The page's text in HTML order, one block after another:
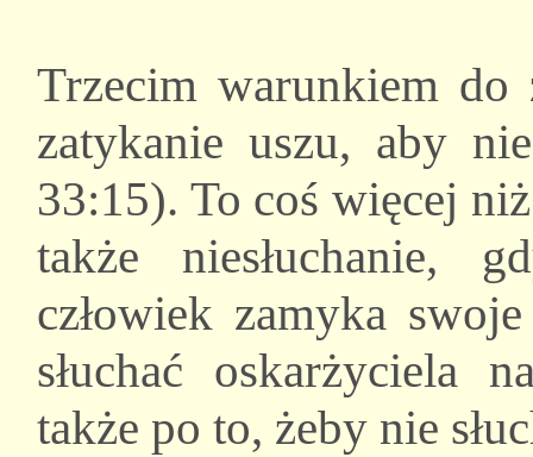
Trzecim warunkiem
zatykanie uszu, aby
33:15). To coś więcej
także niesłuchanie,
człowiek zamyka
słuchać oskarżyciela
także po to, żeby nie